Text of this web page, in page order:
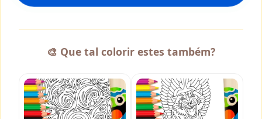
🎨 Que tal colorir estes também?